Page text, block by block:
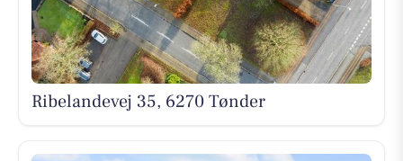
Ribelandevej 35, 6270 Tønder